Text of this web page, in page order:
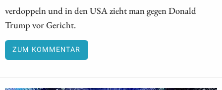
verdoppeln und in den USA zieht man gegen Donald
Trump vor Gericht.
ZUM KOMMENTAR